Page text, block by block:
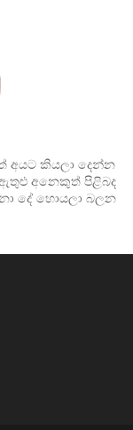
අයට කියලා දෙන්න
අනෙකුත් පිළිබද
දේ හොයලා බලන